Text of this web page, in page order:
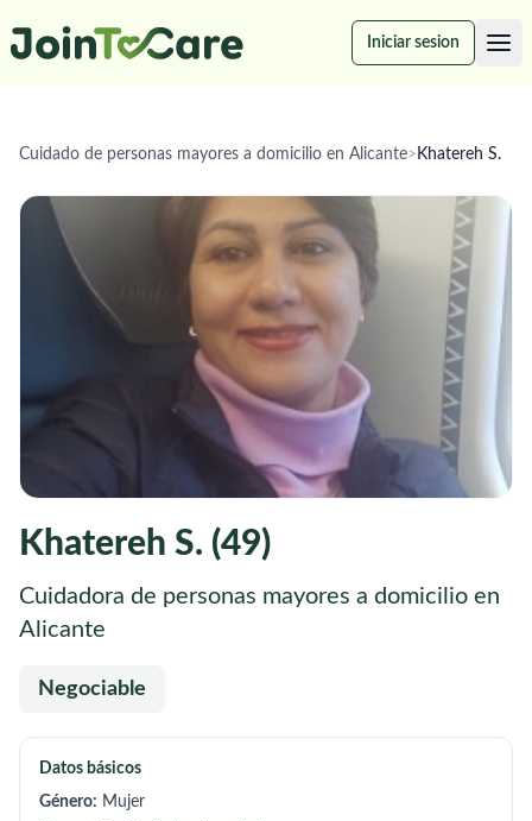
Iniciar sesion
Cuidado de personas mayores a domicilio en Alicante> Khatereh S.
Khatereh S. (49)
Cuidadora de personas mayores a domicilio en
Alicante
Negociable
Datos básicos
Género: Mujer